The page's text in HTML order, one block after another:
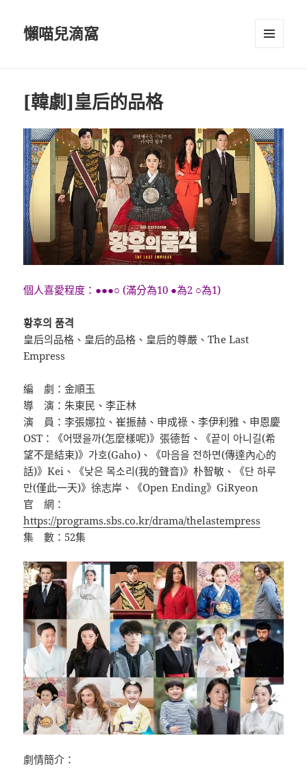
懶喵兒滴窩
[韓劇]皇后的品格
個人喜愛程度：●●●○ (滿分為10 ●為2 ○為1)
황후의 품격
皇后의品格、皇后的品格、皇后的尊嚴、The Last
Empress
編 劇：金順玉
導 演：朱東民、李正林
演 員：李張娜拉、崔振赫、申成祿、李伊利雅、申恩慶
OST：《어땠을까(怎麼樣呢)》張德哲、《끝이 아니길(希
望不是結束)》가호(Gaho)、《마음을 전하면(傳達內心的
話)》Kei、《낮은 목소리(我的聲音)》朴智敏、《단 하루
만(僅此一天)》徐志岸、《Open Ending》GiRyeon
官 網：
https://programs.sbs.co.kr/drama/thelastempress
集 數：52集
劇情簡介：